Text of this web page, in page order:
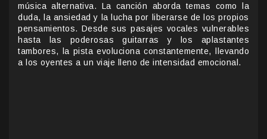
música alternativa. La canción aborda temas como la
duda, la ansiedad y la lucha por liberarse de los propios
pensamientos. Desde sus pasajes vocales vulnerables
hasta las poderosas guitarras y los aplastantes
tambores, la pista evoluciona constantemente, llevando
a los oyentes a un viaje lleno de intensidad emocional.